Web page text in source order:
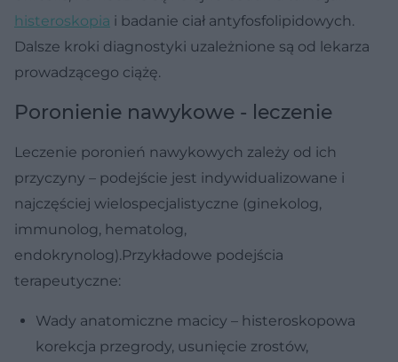
histeroskopia i badanie ciał antyfosfolipidowych.
Dalsze kroki diagnostyki uzależnione są od lekarza
prowadzącego ciążę.
Poronienie nawykowe - leczenie
Leczenie poronień nawykowych zależy od ich
przyczyny – podejście jest indywidualizowane i
najczęściej wielospecjalistyczne (ginekolog,
immunolog, hematolog,
endokrynolog).Przykładowe podejścia
terapeutyczne:
Wady anatomiczne macicy – histeroskopowa
korekcja przegrody, usunięcie zrostów,